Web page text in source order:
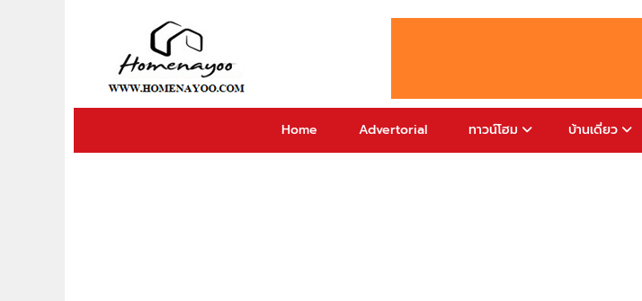
Home Advertorial ทาวน์โฮม บ้านเดี่ยว